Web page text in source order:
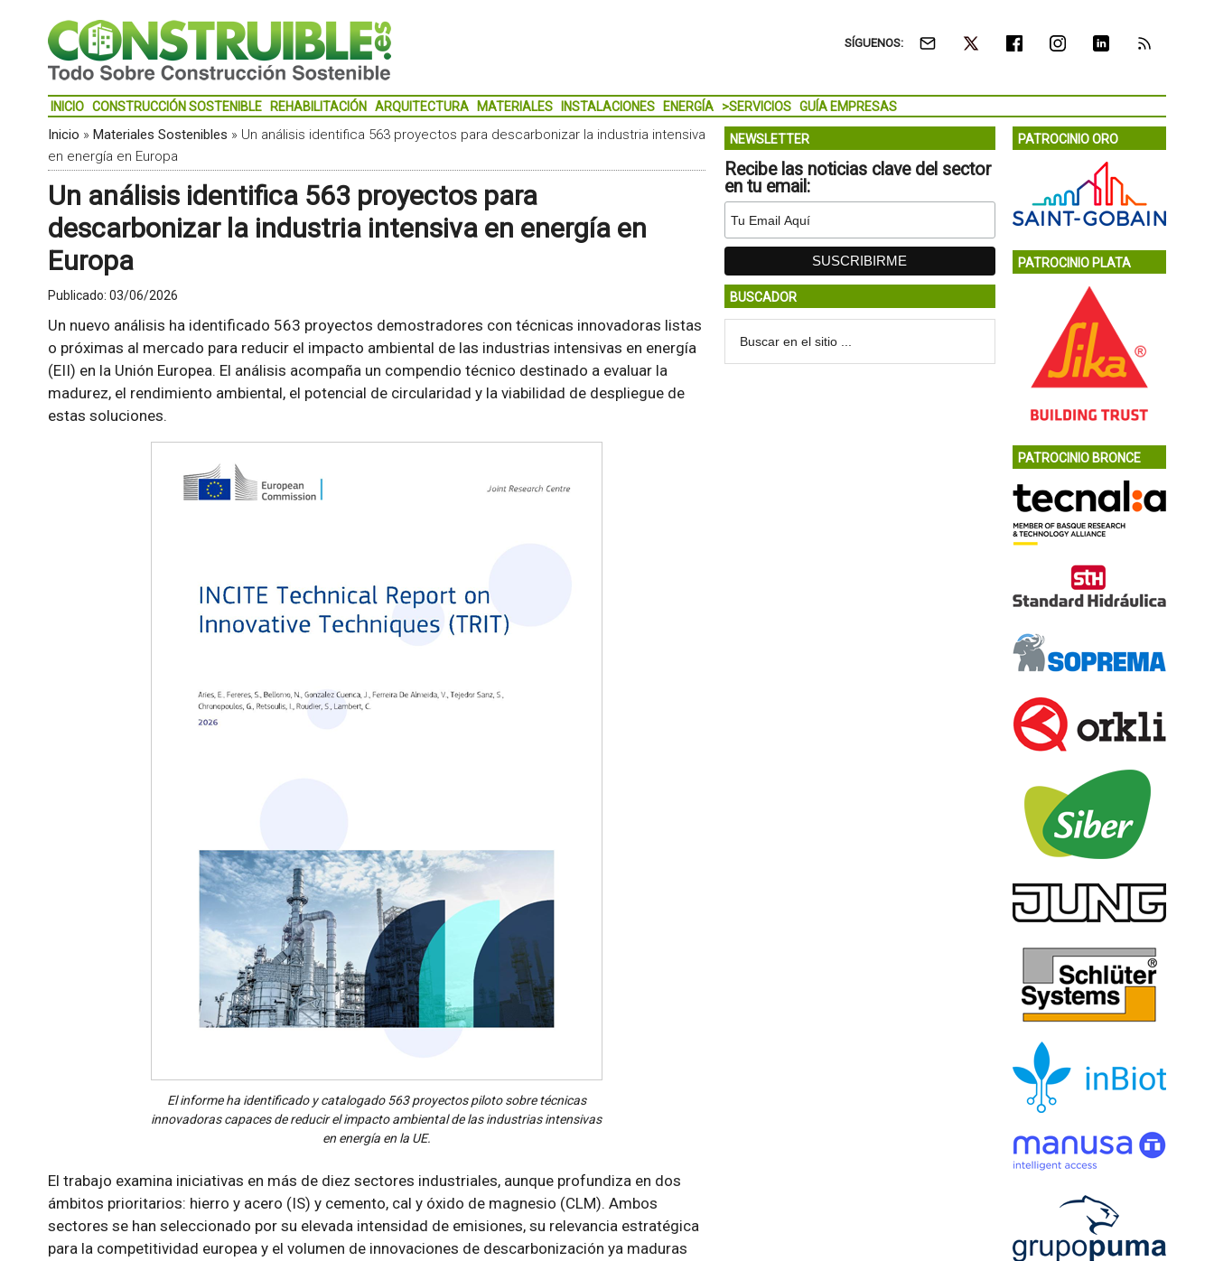
SÍGUENOS:
INICIO CONSTRUCCIÓN SOSTENIBLE REHABILITACIÓN ARQUITECTURA MATERIALES INSTALACIONES ENERGÍA >SERVICIOS GUÍA EMPRESAS
Inicio » Materiales Sostenibles » Un análisis identifica 563 proyectos para descarbonizar la industria intensiva
en energía en Europa
Un análisis identifica 563 proyectos para
descarbonizar la industria intensiva en energía en
Europa
Publicado: 03/06/2026
Un nuevo análisis ha identificado 563 proyectos demostradores con técnicas innovadoras listas
o próximas al mercado para reducir el impacto ambiental de las industrias intensivas en energía
(EII) en la Unión Europea. El análisis acompaña un compendio técnico destinado a evaluar la
madurez, el rendimiento ambiental, el potencial de circularidad y la viabilidad de despliegue de
estas soluciones.
El informe ha identificado y catalogado 563 proyectos piloto sobre técnicas
innovadoras capaces de reducir el impacto ambiental de las industrias intensivas
en energía en la UE.
El trabajo examina iniciativas en más de diez sectores industriales, aunque profundiza en dos
ámbitos prioritarios: hierro y acero (IS) y cemento, cal y óxido de magnesio (CLM). Ambos
sectores se han seleccionado por su elevada intensidad de emisiones, su relevancia estratégica
para la competitividad europea y el volumen de innovaciones de descarbonización ya maduras
NEWSLETTER
Recibe las noticias clave del sector
en tu email:
BUSCADOR
PATROCINIO ORO
PATROCINIO PLATA
PATROCINIO BRONCE